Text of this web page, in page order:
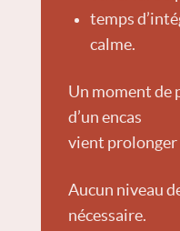
temps
calme.
Un moment de
d’un encas
vient prolonger
Aucun niveau
nécessaire.